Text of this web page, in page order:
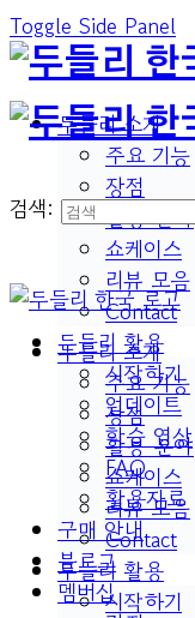
Toggle Side Panel
두들리 소개
주요 기능
장점
활용 분야
쇼케이스
리뷰 모음
Contact
두들리 활용
시작하기
업데이트
학습 영상
FAQ
활용자료
구매 안내
블로그
멤버십
검색:
두들리 소개
주요 기능
장점
활용 분야
쇼케이스
리뷰 모음
Contact
두들리 활용
시작하기